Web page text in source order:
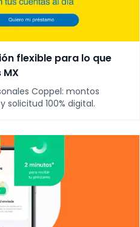
flexible para lo que
Coppel: montos
solicitud 100% digital.